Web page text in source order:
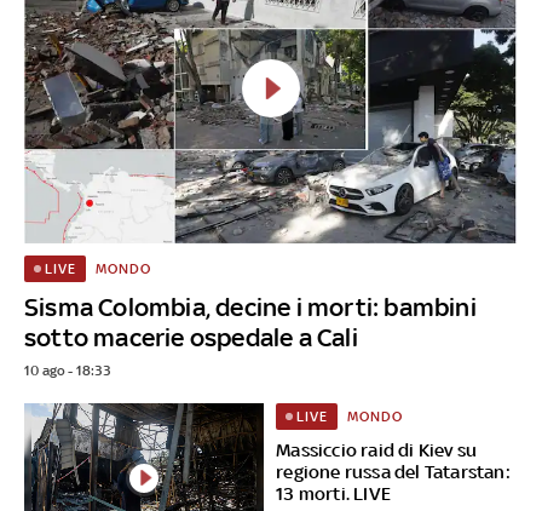
Sisma Colombia, decine i morti: bambini
sotto macerie ospedale a Cali
LIVE MONDO
10 ago - 18:33
Massiccio raid di Kiev su
regione russa del Tatarstan:
13 morti. LIVE
LIVE MONDO